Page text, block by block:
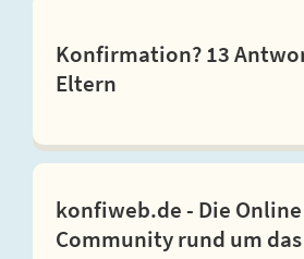
Konfirmation? 13
Eltern
konfiweb.de - Die Online
Community rund um